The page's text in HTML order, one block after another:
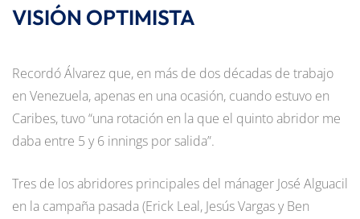
VISIÓN OPTIMISTA
Recordó Álvarez que, en más de dos décadas de trabajo
en Venezuela, apenas en una ocasión, cuando estuvo en
Caribes, tuvo “una rotación en la que el quinto abridor me
daba entre 5 y 6 innings por salida”.
Tres de los abridores principales del mánager José Alguacil
en la campaña pasada (Erick Leal, Jesús Vargas y Ben